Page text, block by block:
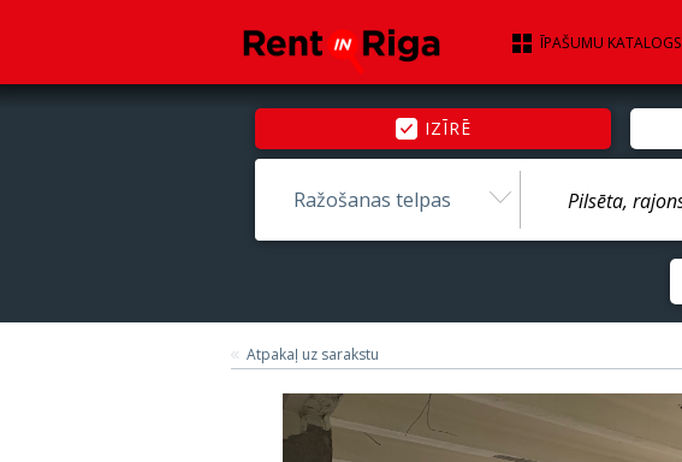
ĪPAŠUMU KATALOGS
IZĪRĒ
Ražošanas telpas
Atpakaļ uz sarakstu